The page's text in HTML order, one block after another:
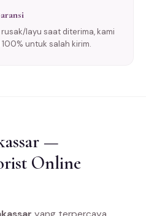
layu saat diterima, kami
untuk salah kirim.
—
Online